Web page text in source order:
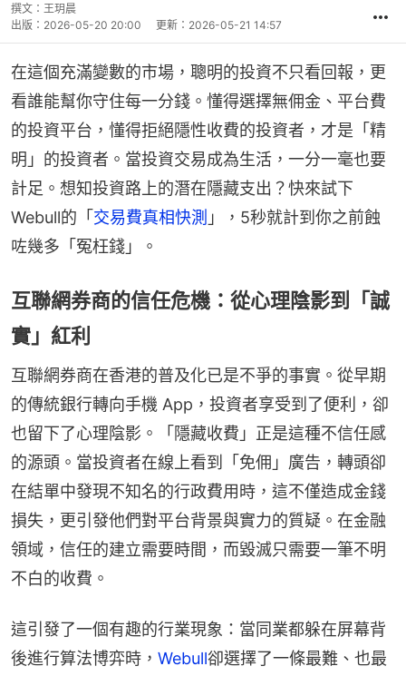
撰文： 王玥晨
出版： 2026-05-20 20:00 更新： 2026-05-21 14:57
在這個充滿變數的市場，聰明的投資不只看回報，更
看誰能幫你守住每一分錢。懂得選擇無佣金、平台費
的投資平台，懂得拒絕隱性收費的投資者，才是「精
明」的投資者。當投資交易成為生活，一分一毫也要
計足。想知投資路上的潛在隱藏支出？快來試下
Webull的「交易費真相快測 」，5秒就計到你之前蝕
咗幾多「冤枉錢」。
互聯網券商的信任危機：從心理陰影到「誠
實」紅利
互聯網券商在香港的普及化已是不爭的事實。從早期
的傳統銀行轉向手機 App，投資者享受到了便利，卻
也留下了心理陰影。「隱藏收費」正是這種不信任感
的源頭。當投資者在線上看到「免佣」廣告，轉頭卻
在結單中發現不知名的行政費用時，這不僅造成金錢
損失，更引發他們對平台背景與實力的質疑。在金融
領域，信任的建立需要時間，而毀滅只需要一筆不明
不白的收費。
這引發了一個有趣的行業現象：當同業都躲在屏幕背
後進行算法博弈時， Webull卻選擇了一條最難、也最